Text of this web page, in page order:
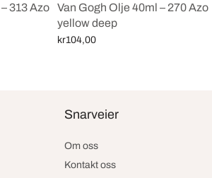
313 Azo
Van Gogh Olje 40ml – 270 Azo
yellow deep
kr104,00
Snarveier
Om oss
Kontakt oss